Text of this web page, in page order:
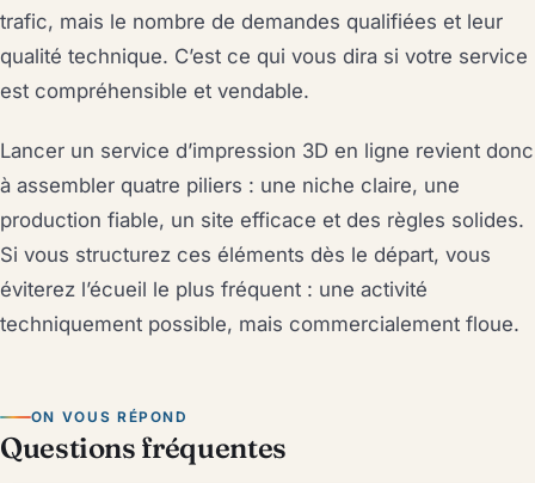
trafic, mais le nombre de demandes qualifiées et leur
qualité technique. C’est ce qui vous dira si votre service
est compréhensible et vendable.
Lancer un service d’impression 3D en ligne revient donc
à assembler quatre piliers : une niche claire, une
production fiable, un site efficace et des règles solides.
Si vous structurez ces éléments dès le départ, vous
éviterez l’écueil le plus fréquent : une activité
techniquement possible, mais commercialement floue.
ON VOUS RÉPOND
Questions fréquentes